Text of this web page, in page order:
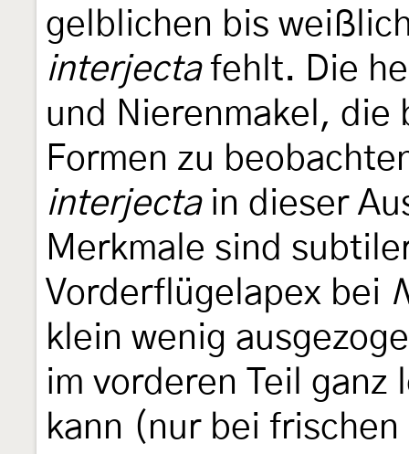
gelblichen bis
interjectafehlt. Die
und Nierenmakel, die
Formen zu
interjectain dieser
Merkmale sind
Vorderflügelapex bei
klein wenig
im vorderen Teil ganz
kann (nur bei